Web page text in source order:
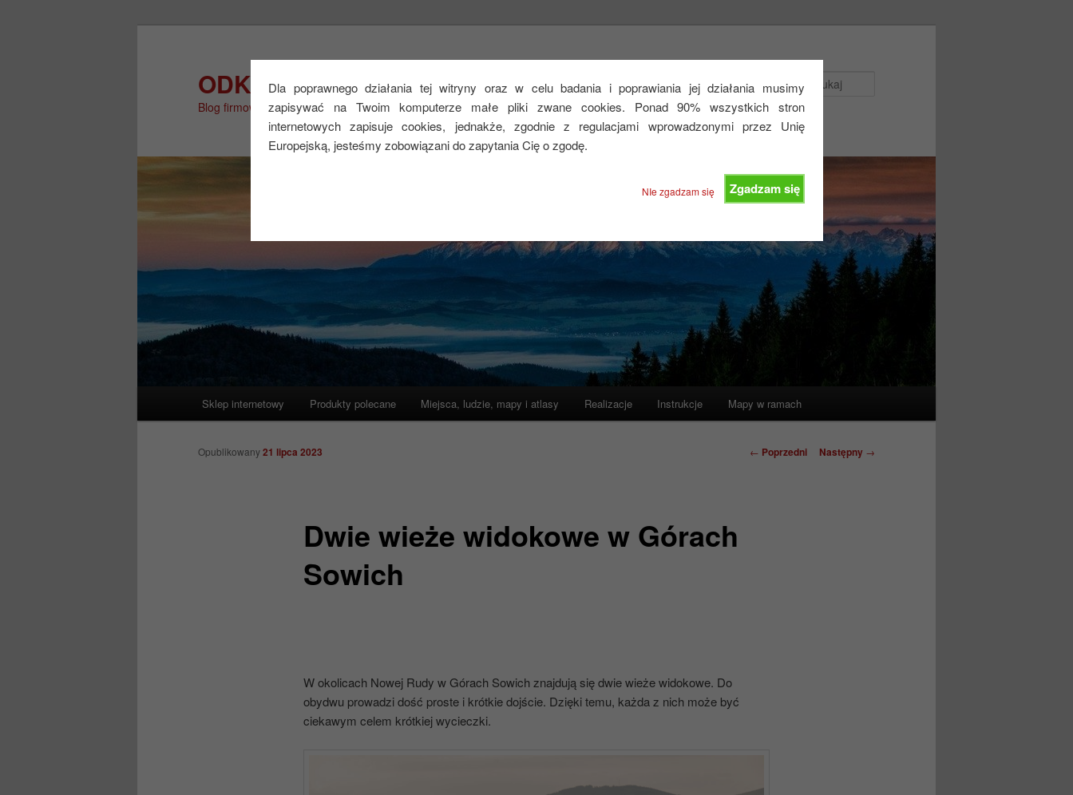
Dla poprawnego działania tej witryny oraz w celu badania i poprawiania jej działania musimy
zapisywać na Twoim komputerze małe pliki zwane cookies. Ponad 90% wszystkich stron
internetowych zapisuje cookies, jednakże, zgodnie z regulacjami wprowadzonymi przez Unię
Europejską, jesteśmy zobowiązani do zapytania Cię o zgodę.
Zgadzam się
NIe zgadzam się
ODKRYJ WIĘCEJ
Blog firmowy
Sklep internetowy Produkty polecane Miejsca, ludzie, mapy i atlasy Realizacje Instrukcje Mapy w ramach
Nawigacja
← Poprzedni Następny →
Dwie wieże widokowe w Górach
Sowich
Opublikowany21 lipca 2023
W okolicach Nowej Rudy w Górach Sowich znajdują się dwie wieże widokowe. Do
obydwu prowadzi dość proste i krótkie dojście. Dzięki temu, każda z nich może być
ciekawym celem krótkiej wycieczki.